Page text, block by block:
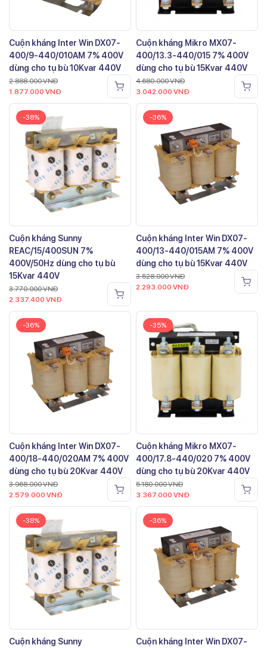
Cuộn kháng Inter Win DX07-
400/9-440/010AM 7% 400V
dùng cho tụ bù 10Kvar 440V
2.888.000VNĐ
1.877.000 VNĐ
Cuộn kháng Mikro MX07-
400/13.3-440/015 7% 400V
dùng cho tụ bù 15Kvar 440V
4.680.000VNĐ
3.042.000 VNĐ
-38%
Cuộn kháng Sunny
REAC/15/400SUN 7%
400V/50Hz dùng cho tụ bù
15Kvar 440V
3.770.000VNĐ
2.337.400 VNĐ
-36%
Cuộn kháng Inter Win DX07-
400/13-440/015AM 7% 400V
dùng cho tụ bù 15Kvar 440V
3.528.000VNĐ
2.293.000 VNĐ
-36%
Cuộn kháng Inter Win DX07-
400/18-440/020AM 7% 400V
dùng cho tụ bù 20Kvar 440V
3.968.000VNĐ
2.579.000 VNĐ
-35%
Cuộn kháng Mikro MX07-
400/17.8-440/020 7% 400V
dùng cho tụ bù 20Kvar 440V
5.180.000VNĐ
3.367.000 VNĐ
-38%
Cuộn kháng Sunny
-36%
Cuộn kháng Inter Win DX07-